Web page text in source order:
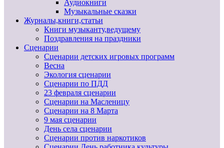
Аудиокниги
Музыкальные сказки
Журналы,книги,статьи
Книги музыканту,ведущему
Поздравления на праздники
Сценарии
Сценарии детских игровых программ
Весна
Экология сценарии
Сценарии по ПДД
23 февраля сценарии
Сценарии на Масленицу
Сценарии на 8 Марта
9 мая сценарии
День села сценарии
Сценарии против наркотиков